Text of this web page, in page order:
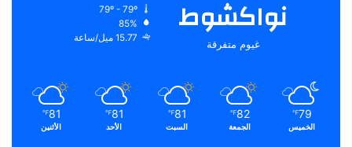
نواكشوط
غيوم متفرقة
85%
15.77 ميل/ساعة
79
℉
الخميس
82
℉
الجمعة
81
℉
السبت
81
℉
الأحد
81
℉
الأثنين